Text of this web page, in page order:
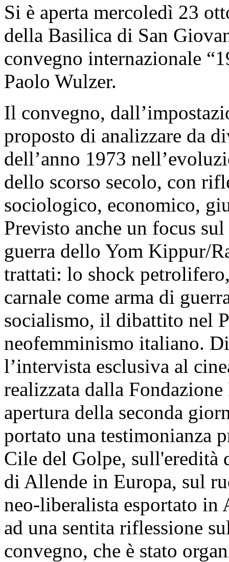
Si è aperta mercoledì 23
della Basilica di San
convegno internazionale
Paolo Wulzer.
Il convegno,
proposto di analizzare da
dell’anno 1973
dello scorso secolo, con
sociologico, economico,
Previsto anche un focus
guerra dello Yom Kippur/
trattati: lo shock
carnale come arma di
socialismo, il dibattito nel
neofemminismo italiano.
l’intervista esclusiva al
realizzata dalla
apertura della seconda
portato una testimonianza
Cile del Golpe,
di Allende in Europa, sul
neo-liberalista esportato
ad una sentita riflessione
convegno, che è stato